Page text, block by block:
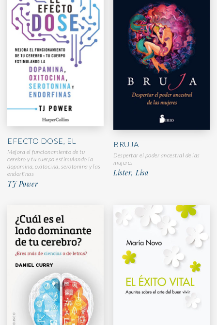
EFECTO DOSE, EL
Mejora el funcionamiento de tu
cerebro y tu cuerpo estimulando la
dopamina, oxitocina, serotonina y las
endorfinas
TJ Power
BRUJA
Despertar el poder ancestral de las
mujeres
Lister, Lisa